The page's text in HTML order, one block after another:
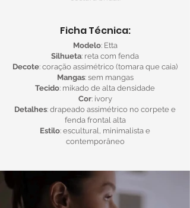
Ficha Técnica:
Modelo: Etta
Silhueta: reta com fenda
Decote: coração assimétrico (tomara que caia)
Mangas: sem mangas
Tecido: mikado de alta densidade
Cor: ivory
Detalhes: drapeado assimétrico no corpete e
fenda frontal alta
Estilo: escultural, minimalista e
contemporâneo